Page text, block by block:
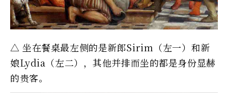
△ 坐在餐桌最左侧的是新郎Sirim（左一）和新
娘Lydia（左二），其他并排而坐的都是身份显赫
的贵客。